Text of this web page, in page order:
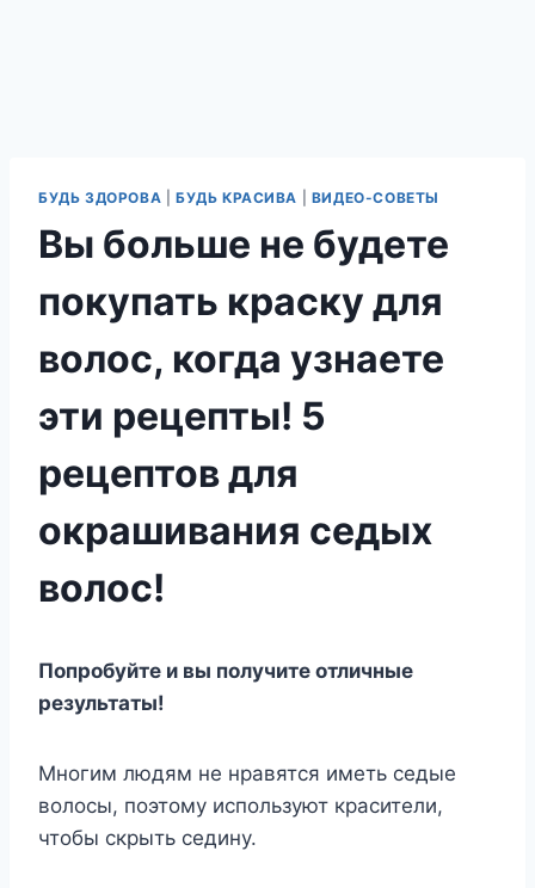
БУДЬ ЗДОРОВА БУДЬ КРАСИВА ВИДЕО-СОВЕТЫ
Вы больше не будете
покупать краску для
волос, когда узнаете
эти рецепты! 5
рецептов для
окрашивания седых
волос!
Попробуйте и вы получите отличные
результаты!
Многим людям не нравятся иметь седые
волосы, поэтому используют красители,
чтобы скрыть седину.